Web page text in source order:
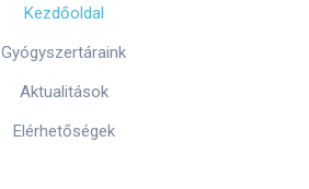
Kezdőoldal
Gyógyszertáraink
Aktualitások
Elérhetőségek